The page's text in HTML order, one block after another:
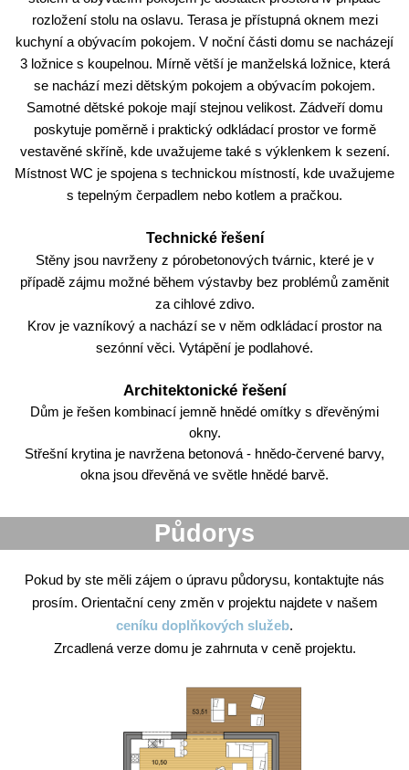
rozložení stolu na oslavu. Terasa je přístupná oknem mezi
kuchyní a obývacím pokojem. V noční části domu se nacházejí
3 ložnice s koupelnou. Mírně větší je manželská ložnice, která
se nachází mezi dětským pokojem a obývacím pokojem.
Samotné dětské pokoje mají stejnou velikost. Zádveří domu
poskytuje poměrně i praktický odkládací prostor ve formě
vestavěné skříně, kde uvažujeme také s výklenkem k sezení.
Místnost WC je spojena s technickou místností, kde uvažujeme
s tepelným čerpadlem nebo kotlem a pračkou.
Technické řešení
Stěny jsou navrženy z pórobetonových tvárnic, které je v
případě zájmu možné během výstavby bez problémů zaměnit
za cihlové zdivo.
Krov je vazníkový a nachází se v něm odkládací prostor na
sezónní věci. Vytápění je podlahové.
Architektonické řešení
Dům je řešen kombinací jemně hnědé omítky s dřevěnými
okny.
Střešní krytina je navržena betonová - hnědo-červené barvy,
okna jsou dřevěná ve světle hnědé barvě.
Půdorys
Pokud by ste měli zájem o úpravu půdorysu, kontaktujte nás
prosím. Orientační ceny změn v projektu najdete v našem
ceníku doplňkových služeb.
Zrcadlená verze domu je zahrnuta v ceně projektu.